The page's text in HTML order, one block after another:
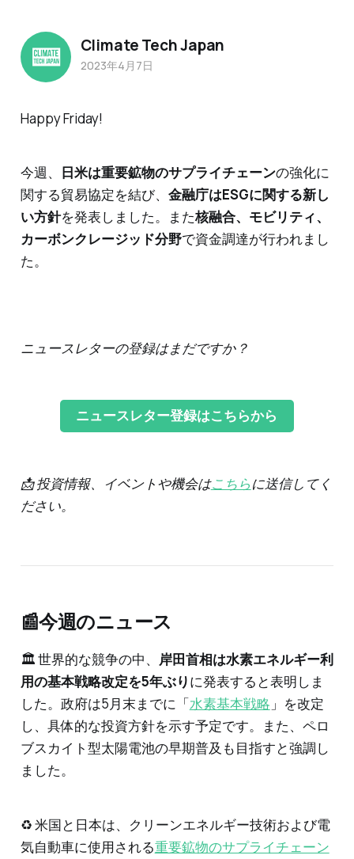
Happy Friday!
今週、 日米は重要鉱物のサプライチェーンの強化に
関する貿易協定を結び、 金融庁はESGに関する新し
い方針を発表しました。また核融合、モビリティ、
カーボンクレージッド分野で資金調達が行われまし
た。
ニュースレターの登録はまだですか？
ニュースレター登録はこちらから
📩 投資情報、イベントや機会はこちらに送信してく
ださい。
📰今週のニュース
🏛️ 世界的な競争の中、 岸田首相は水素エネルギー利
用の基本戦略改定を5年ぶりに発表すると表明しま
した。政府は5月末までに「水素基本戦略 」を改定
し、具体的な投資方針を示す予定です。また、ペロ
ブスカイト型太陽電池の早期普及も目指すと強調し
ました。
♻ 米国と日本は、クリーンエネルギー技術および電
気自動車に使用される重要鉱物のサプライチェーン
Climate Tech Japan
2023年4月7日